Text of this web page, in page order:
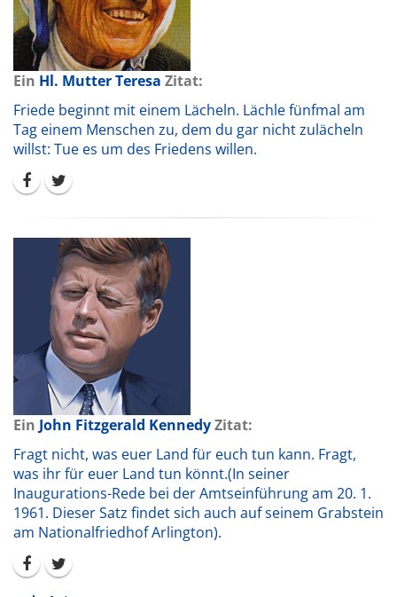
Ein Hl. Mutter Teresa Zitat:
Friede beginnt mit einem Lächeln. Lächle fünfmal am
Tag einem Menschen zu, dem du gar nicht zulächeln
willst: Tue es um des Friedens willen.
Ein John Fitzgerald KennedyZitat:
Fragt nicht, was euer Land für euch tun kann. Fragt,
was ihr für euer Land tun könnt.(In seiner
Inaugurations-Rede bei der Amtseinführung am 20. 1.
1961. Dieser Satz findet sich auch auf seinem Grabstein
am Nationalfriedhof Arlington).